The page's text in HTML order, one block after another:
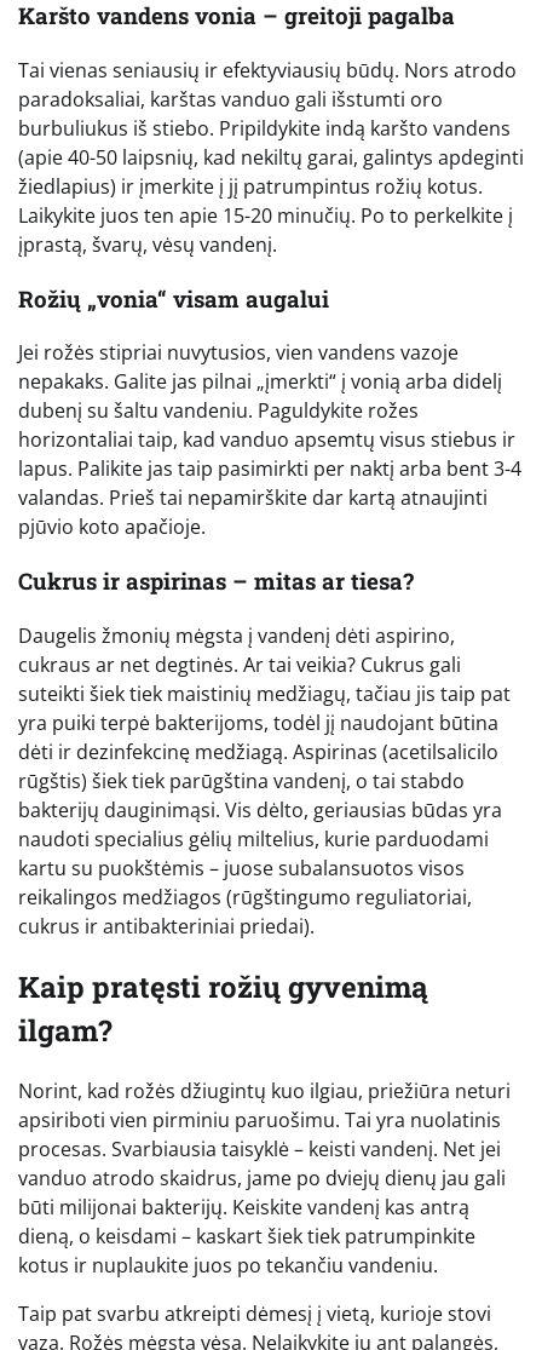
Karšto vandens vonia – greitoji pagalba
Tai vienas seniausių ir efektyviausių būdų. Nors atrodo
paradoksaliai, karštas vanduo gali išstumti oro
burbuliukus iš stiebo. Pripildykite indą karšto vandens
(apie 40-50 laipsnių, kad nekiltų garai, galintys apdeginti
žiedlapius) ir įmerkite į jį patrumpintus rožių kotus.
Laikykite juos ten apie 15-20 minučių. Po to perkelkite į
įprastą, švarų, vėsų vandenį.
Rožių „vonia“ visam augalui
Jei rožės stipriai nuvytusios, vien vandens vazoje
nepakaks. Galite jas pilnai „įmerkti“ į vonią arba didelį
dubenį su šaltu vandeniu. Paguldykite rožes
horizontaliai taip, kad vanduo apsemtų visus stiebus ir
lapus. Palikite jas taip pasimirkti per naktį arba bent 3-4
valandas. Prieš tai nepamirškite dar kartą atnaujinti
pjūvio koto apačioje.
Cukrus ir aspirinas – mitas ar tiesa?
Daugelis žmonių mėgsta į vandenį dėti aspirino,
cukraus ar net degtinės. Ar tai veikia? Cukrus gali
suteikti šiek tiek maistinių medžiagų, tačiau jis taip pat
yra puiki terpė bakterijoms, todėl jį naudojant būtina
dėti ir dezinfekcinę medžiagą. Aspirinas (acetilsalicilo
rūgštis) šiek tiek parūgština vandenį, o tai stabdo
bakterijų dauginimąsi. Vis dėlto, geriausias būdas yra
naudoti specialius gėlių miltelius, kurie parduodami
kartu su puokštėmis – juose subalansuotos visos
reikalingos medžiagos (rūgštingumo reguliatoriai,
cukrus ir antibakteriniai priedai).
Kaip pratęsti rožių gyvenimą
ilgam?
Norint, kad rožės džiugintų kuo ilgiau, priežiūra neturi
apsiriboti vien pirminiu paruošimu. Tai yra nuolatinis
procesas. Svarbiausia taisyklė – keisti vandenį. Net jei
vanduo atrodo skaidrus, jame po dviejų dienų jau gali
būti milijonai bakterijų. Keiskite vandenį kas antrą
dieną, o keisdami – kaskart šiek tiek patrumpinkite
kotus ir nuplaukite juos po tekančiu vandeniu.
Taip pat svarbu atkreipti dėmesį į vietą, kurioje stovi
vaza. Rožės mėgsta vėsą. Nelaikykite jų ant palangės,